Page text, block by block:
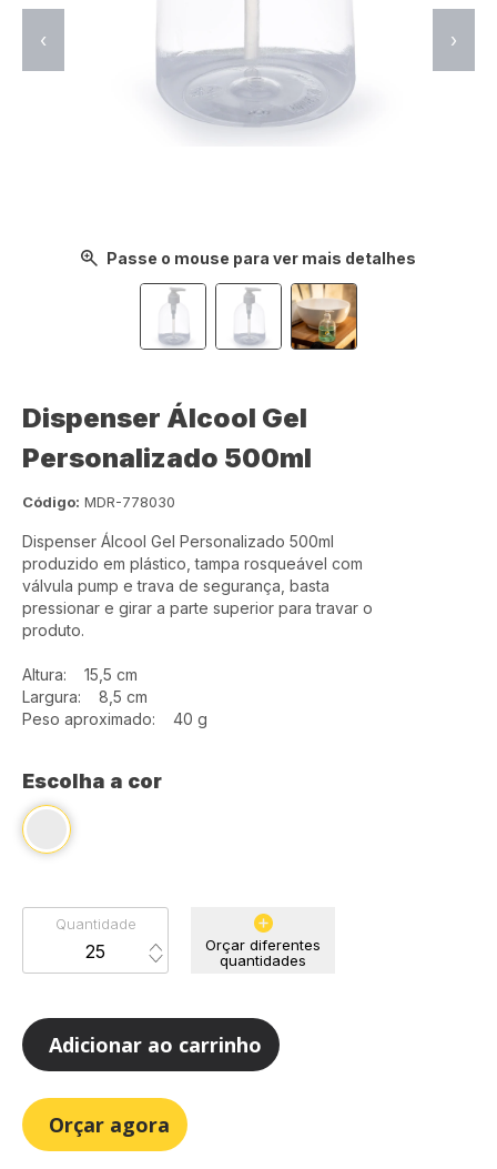
Passe o mouse para ver mais detalhes
‹ ›
Dispenser Álcool Gel
Personalizado 500ml
Código: MDR-778030
Dispenser Álcool Gel Personalizado 500ml
produzido em plástico, tampa rosqueável com
válvula pump e trava de segurança, basta
pressionar e girar a parte superior para travar o
produto.
Altura: 15,5 cm
Largura: 8,5 cm
Peso aproximado: 40 g
Escolha a cor
Quantidade
Orçar diferentes
quantidades
Adicionar ao carrinho
Orçar agora